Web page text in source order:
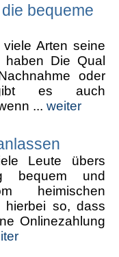
bequeme
Arten seine
Die Qual
oder
gibt es auch
... weiter
Leute übers
bequem und
heimischen
hierbei so, dass
Onlinezahlung